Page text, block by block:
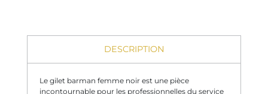
DESCRIPTION
Le gilet barman femme noir est une pièce
incontournable pour les professionnelles du service